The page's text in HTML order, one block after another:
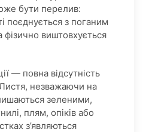
бути перелив:
поєднується з поганим
фізично виштовхується
— повна відсутність
Листя, незважаючи на
зеленими,
плям, опіків або
з’являються